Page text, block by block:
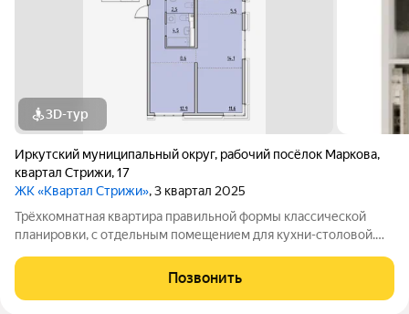
3D-тур
Иркутский муниципальный округ, рабочий посёлок Маркова,
квартал Стрижи,17
ЖК «Квартал Стрижи», 3 квартал 2025
Трёхкомнатная квартира правильной формы классической
планировки, с отдельным помещением для кухни-столовой.
восток обеспечат вашу семью большим количеством
солнечного света в течение дня.
Позвонить